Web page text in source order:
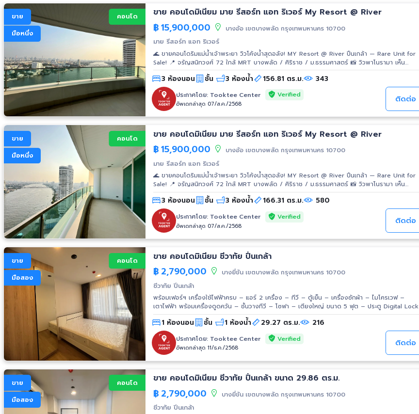
ขาย
มือหนึ่ง
คอนโด ขาย คอนโดมิเนียม มาย รีสอร์ท แอท ริเวอร์ My Resort @ River
฿15,900,000 บางอ้อ เขตบางพลัด กรุงเทพมหานคร 10700
มาย รีสอร์ท แอท ริเวอร์
🌊 ขายคอนโดริมแม่น้ำเจ้าพระยา วิวโค้งน้ำสุดอลัง! MY Resort @ River ปิ่นเกล้า — Rare Unit for
Sale! 📍 จรัญสนิทวงศ์ 72 ใกล้ MRT บางพลัด / ศิริราช / ม.ธรรมศาสตร์ 📸 วิวพาโนรามา เห็น
พระอาทิตย์ขึ้น & โค้งเจ้าพระยาแบบเต็มตา! ✨ โปรพิเศษจุกๆ! ฟรีค่าโอน, ฟรีค่าส่วนกลาง 🎯 Why this
unit? จุดขายที่คุณไม่ควรพลาด! ✔ มีเพียง 4 ห้องต่อชั้น — เป็นส่วนตัวสุดๆ ✔ ตึกทรงพัด รับวิวแม่
น้ำเต็มๆ จากทุกห้อง ✔ ระเบียงกว้าง วิวเมือง+แม่น้ำแบบไม่มีอะไรกั้น ✔ ห้องเปล่า พร้อมให้คุณตกแต่ง
ในสไตล์ตัวเอง ✔ ห้องน้ำมีอ่างอาบน้ำมุมสวย พร้อมห้องน้ำในตัวทุกห้อง ✔ พื้นที่ใช้สอยคุ้มค่าราคามาก
✔ ที่จอดรถ 200% (2-3 คันต่อยูนิต) ✔ ท่าเรือส่วนตัวหน้าโครงการ 🌍 ต่างชาติก็ซื้อได้! คอนโด
3 ห้องนอน ชั้น 3 ห้องน้ำ 156.81 ตร.ม. 343
ประกาศโดย: Tooktee Center Verified
อัพเดทล่าสุด 07/ส.ค./2568 ติดต่อ
ขาย
มือหนึ่ง
คอนโด ขาย คอนโดมิเนียม มาย รีสอร์ท แอท ริเวอร์ My Resort @ River
฿15,900,000 บางอ้อ เขตบางพลัด กรุงเทพมหานคร 10700
มาย รีสอร์ท แอท ริเวอร์
🌊 ขายคอนโดริมแม่น้ำเจ้าพระยา วิวโค้งน้ำสุดอลัง! MY Resort @ River ปิ่นเกล้า — Rare Unit for
Sale! 📍 จรัญสนิทวงศ์ 72 ใกล้ MRT บางพลัด / ศิริราช / ม.ธรรมศาสตร์ 📸 วิวพาโนรามา เห็น
พระอาทิตย์ขึ้น & โค้งเจ้าพระยาแบบเต็มตา! ✨ โปรพิเศษจุกๆ! ฟรีค่าโอน, ฟรีค่าส่วนกลาง 🎯 Why this
unit? จุดขายที่คุณไม่ควรพลาด! ✔ มีเพียง 4 ห้องต่อชั้น — เป็นส่วนตัวสุดๆ ✔ ตึกทรงพัด รับวิวแม่
น้ำเต็มๆ จากทุกห้อง ✔ ระเบียงกว้าง วิวเมือง+แม่น้ำแบบไม่มีอะไรกั้น ✔ ห้องเปล่า พร้อมให้คุณตกแต่ง
ในสไตล์ตัวเอง ✔ ห้องน้ำมีอ่างอาบน้ำมุมสวย พร้อมห้องน้ำในตัวทุกห้อง ✔ พื้นที่ใช้สอยคุ้มค่าราคามาก
✔ ที่จอดรถ 200% (2-3 คันต่อยูนิต) ✔ ท่าเรือส่วนตัวหน้าโครงการ 🌍 ต่างชาติก็ซื้อได้! คอนโด
3 ห้องนอน ชั้น 3 ห้องน้ำ 166.31 ตร.ม. 580
ประกาศโดย: Tooktee Center Verified
อัพเดทล่าสุด 07/ส.ค./2568 ติดต่อ
ขาย
มือสอง
คอนโด ขาย คอนโดมิเนียม ชีวาทัย ปิ่นเกล้า
฿ 2,790,000 บางยี่ขัน เขตบางพลัด กรุงเทพมหานคร 10700
ชีวาทัย ปิ่นเกล้า
พร้อมเฟอร์ฯ เครื่องใช้ไฟฟ้าครบ – แอร์ 2 เครื่อง – ทีวี – ตู้เย็น – เครื่องซักผ้า – ไมโครเวฟ –
เตาไฟฟ้า พร้อมเครื่องดูดควัน – ชั้นวางทีวี – โซฟา – เตียงใหญ่ ขนาด 5 ฟุต – ประตู Digital Lock
1 ห้องนอน ชั้น 1 ห้องน้ำ 29.27 ตร.ม. 216
ประกาศโดย: Tooktee Center Verified
อัพเดทล่าสุด 11/ธ.ค./2568 ติดต่อ
ขาย
มือสอง
คอนโด ขาย คอนโดมิเนียม ชีวาทัย ปิ่นเกล้า ขนาด 29.86 ตร.ม.
฿ 2,790,000 บางยี่ขัน เขตบางพลัด กรุงเทพมหานคร 10700
ชีวาทัย ปิ่นเกล้า